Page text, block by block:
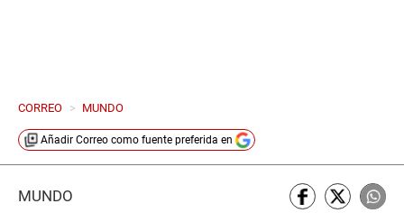
CORREO > MUNDO
Añadir Correo como fuente preferida en
MUNDO